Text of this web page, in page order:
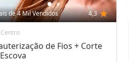
de 4 Mil Vendidos 4,3 star
Centro
de Fios + Corte